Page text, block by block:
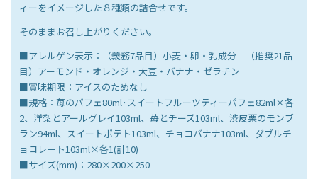
ィーをイメージした８種類の詰合せです。
そのままお召し上がりください。
■アレルゲン表示：（義務7品目）小麦・卵・乳成分 （推奨21品
目）アーモンド・オレンジ・大豆・バナナ・ゼラチン
■賞味期限：アイスのためなし
■規格：苺のパフェ80ml･スイートフルーツティーパフェ82ml×各
2、洋梨とアールグレイ103ml、苺とチーズ103ml、渋皮栗のモンブ
ラン94ml、スイートポテト103ml、チョコバナナ103ml、ダブルチ
ョコレート103ml×各1(計10)
■サイズ(mm)：280×200×250